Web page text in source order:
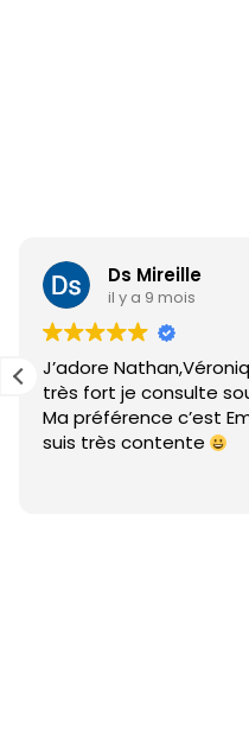
angelique
il y a 10 mois
Je recommande
bienveillante qui
prendre les choses
Elle m a aider sur plus